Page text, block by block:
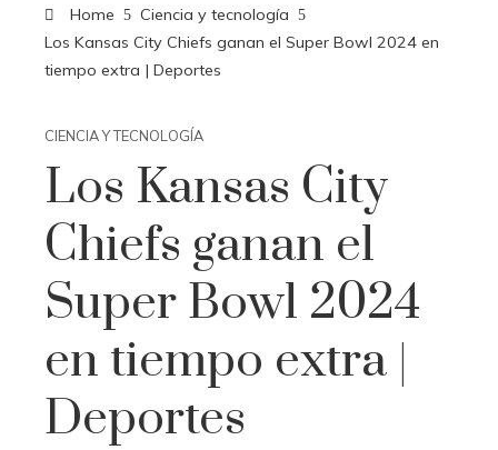
Home
Ciencia y tecnología
Los Kansas City Chiefs ganan el Super Bowl 2024 en
tiempo extra | Deportes
CIENCIA Y TECNOLOGÍA
Los Kansas City
Chiefs ganan el
Super Bowl 2024
en tiempo extra |
Deportes